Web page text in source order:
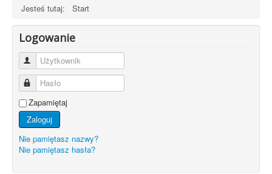
Jesteś tutaj: Start
Logowanie
Użytkownik
Hasło
Zapamiętaj
Zaloguj
Nie pamiętasz nazwy?
Nie pamiętasz hasła?